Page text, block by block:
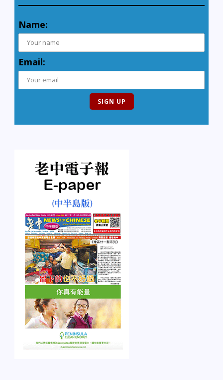
Name:
Email: